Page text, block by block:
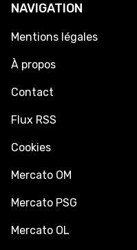
NAVIGATION
Mentions légales
À propos
Contact
Flux RSS
Cookies
Mercato OM
Mercato PSG
Mercato OL